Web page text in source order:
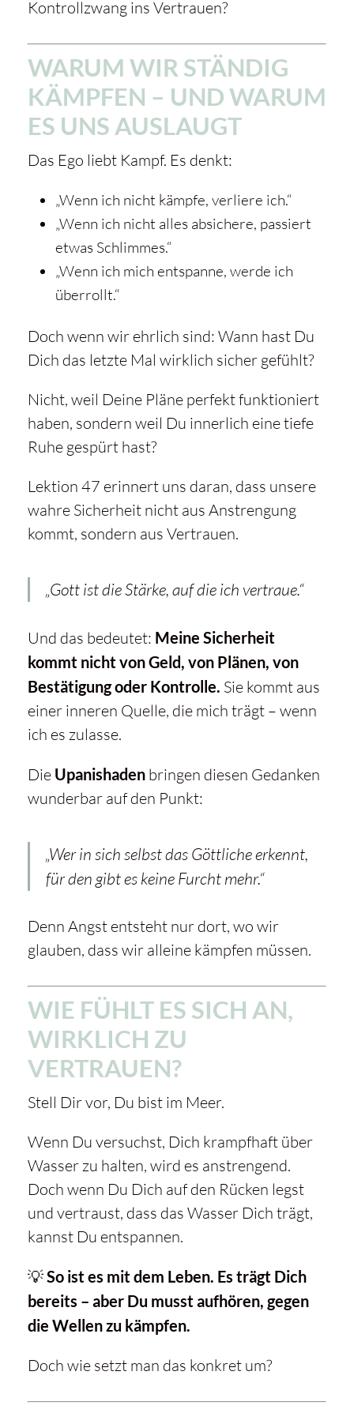
Kontrollzwang ins Vertrauen?
WARUM WIR STÄNDIG
KÄMPFEN – UND WARUM
ES UNS AUSLAUGT
Das Ego liebt Kampf. Es denkt:
„Wenn ich nicht kämpfe, verliere ich.“
„Wenn ich nicht alles absichere, passiert
etwas Schlimmes.“
„Wenn ich mich entspanne, werde ich
überrollt.“
Doch wenn wir ehrlich sind: Wann hast Du
Dich das letzte Mal wirklich sicher gefühlt?
Nicht, weil Deine Pläne perfekt funktioniert
haben, sondern weil Du innerlich eine tiefe
Ruhe gespürt hast?
Lektion 47 erinnert uns daran, dass unsere
wahre Sicherheit nicht aus Anstrengung
kommt, sondern aus Vertrauen.
„Gott ist die Stärke, auf die ich vertraue.“
Und das bedeutet: Meine Sicherheit
kommt nicht von Geld, von Plänen, von
Bestätigung oder Kontrolle. Sie kommt aus
einer inneren Quelle, die mich trägt – wenn
ich es zulasse.
Die Upanishadenbringen diesen Gedanken
wunderbar auf den Punkt:
„Wer in sich selbst das Göttliche erkennt,
für den gibt es keine Furcht mehr.“
Denn Angst entsteht nur dort, wo wir
glauben, dass wir alleine kämpfen müssen.
WIE FÜHLT ES SICH AN,
WIRKLICH ZU
VERTRAUEN?
Stell Dir vor, Du bist im Meer.
Wenn Du versuchst, Dich krampfhaft über
Wasser zu halten, wird es anstrengend.
Doch wenn Du Dich auf den Rücken legst
und vertraust, dass das Wasser Dich trägt,
kannst Du entspannen.
💡So ist es mit dem Leben. Es trägt Dich
bereits – aber Du musst aufhören, gegen
die Wellen zu kämpfen.
Doch wie setzt man das konkret um?